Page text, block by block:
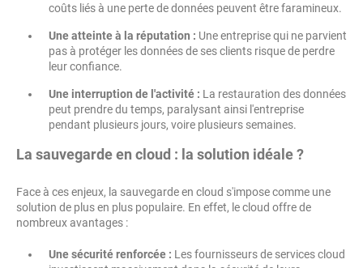
coûts liés à une perte de données peuvent être faramineux.
Une atteinte à la réputation : Une entreprise qui ne parvient
pas à protéger les données de ses clients risque de perdre
leur confiance.
Une interruption de l'activité : La restauration des données
peut prendre du temps, paralysant ainsi l'entreprise
pendant plusieurs jours, voire plusieurs semaines.
La sauvegarde en cloud : la solution idéale ?
Face à ces enjeux, la sauvegarde en cloud s'impose comme une
solution de plus en plus populaire. En effet, le cloud offre de
nombreux avantages :
Une sécurité renforcée : Les fournisseurs de services cloud